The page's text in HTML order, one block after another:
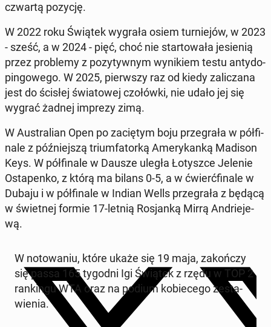
czwartą pozycję.
W 2022 roku Świątek wygrała osiem tur­nie­jów, w 2023
- sześć, a w 2024 - pięć, choć nie star­to­wa­ła je­sie­nią
przez pro­ble­my z po­zy­tyw­nym wy­ni­kiem testu an­ty­do­
pin­go­we­go. W 2025, pierw­szy raz od kiedy za­li­cza­na
jest do ścisłej świa­to­wej czo­łów­ki, nie udało jej się
wygrać żadnej imprezy zimą.
W Au­stra­lian Open po za­cię­tym boju prze­gra­ła w pół­fi­
na­le z póź­niej­szą trium­fa­tor­ką Ame­ry­kan­ką Madison
Keys. W pół­fi­na­le w Dausze uległa Ło­tysz­ce Jelenie
Osta­pen­ko, z którą ma bilans 0-5, a w ćwierć­fi­na­le w
Dubaju i w pół­fi­na­le w Indian Wells prze­gra­ła z będącą
w świet­nej formie 17-letnią Ro­sjan­ką Mirrą An­drie­je­
wą.
W no­to­wa­niu, które ukaże się 19 maja, za­koń­czy
się passa 165 tygodni Igi Świątek z rzędu w TOP 2
ran­kin­gu WTA oraz na podium ko­bie­ce­go ze­sta­
wie­nia.